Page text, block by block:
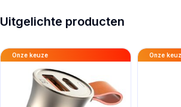
Uitgelichte producten
Onze keuze Onze